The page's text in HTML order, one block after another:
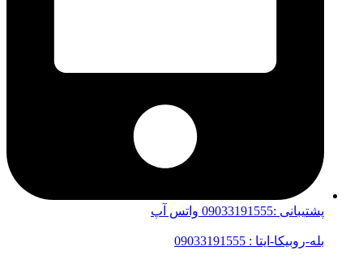
پشتیبانی :09033191555 واتس آپ
بله-روبیکا-ایتا : 09033191555